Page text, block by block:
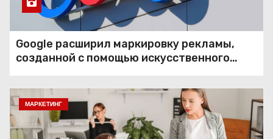
Google расширил маркировку рекламы,
созданной с помощью искусственного
МАРКЕТИНГ